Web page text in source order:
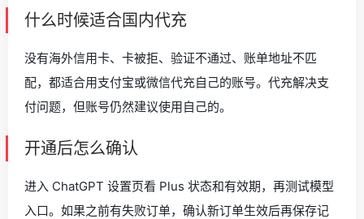
什么时候适合国内代充
没有海外信用卡、卡被拒、验证不通过、账单地址不匹
配，都适合用支付宝或微信代充自己的账号。代充解决支
付问题，但账号仍然建议使用自己的。
开通后怎么确认
进入 ChatGPT 设置页看 Plus 状态和有效期，再测试模型
入口。如果之前有失败订单，确认新订单生效后再保存记